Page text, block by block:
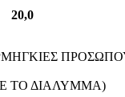
ΤΟ ΔΙΑΛΥΜΜΑ)